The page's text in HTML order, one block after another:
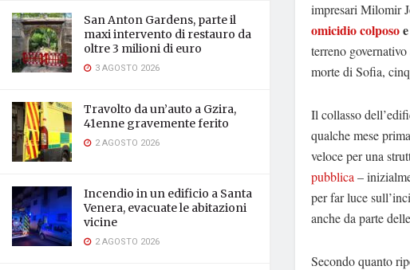
San Anton Gardens, parte il
maxi intervento di restauro da
oltre 3 milioni di euro
3 AGOSTO 2026
Travolto da un’auto a Gzira,
41enne gravemente ferito
2 AGOSTO 2026
Incendio in un edificio a Santa
Venera, evacuate le abitazioni
vicine
2 AGOSTO 2026
impresari Milomir
omicidio colposo
terreno
morte di Sofia,
Il collasso
qualche mese
veloce per una
pubblica –
per far luce
anche da parte
Secondo quanto